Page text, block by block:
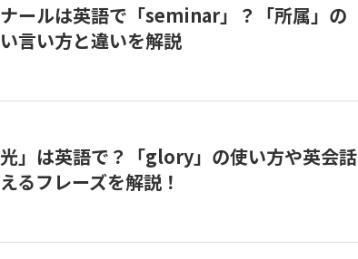
ールは英語で「seminar」？「所属」の
言い方と違いを解説
光」は英語で？「glory」の使い方や英会話
るフレーズを解説！